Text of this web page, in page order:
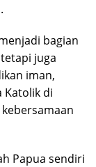
bagian
juga
iman,
Katolik di
Papua sendiri